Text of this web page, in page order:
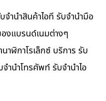
จำนำสินค้าไอที รับจำนำมือ
งแบรนด์เนมต่างๆ
าฬิกาโรเล็กซ์ บริการ รับ
ำนำโทรศัพท์ รับจำนำไอ